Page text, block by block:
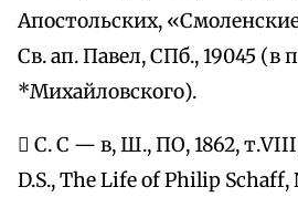
Апостольских,
Св. ап. Павел, СПб., 19045 (в
*Михайловского).
 С. С — в, Ш., ПО, 1862,
D.S., The Life of Philip Schaff,